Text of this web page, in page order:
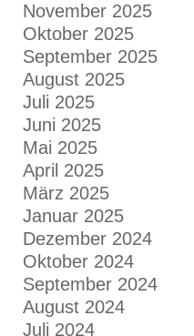
November 2025
Oktober 2025
September 2025
August 2025
Juli 2025
Juni 2025
Mai 2025
April 2025
März 2025
Januar 2025
Dezember 2024
Oktober 2024
September 2024
August 2024
Juli 2024